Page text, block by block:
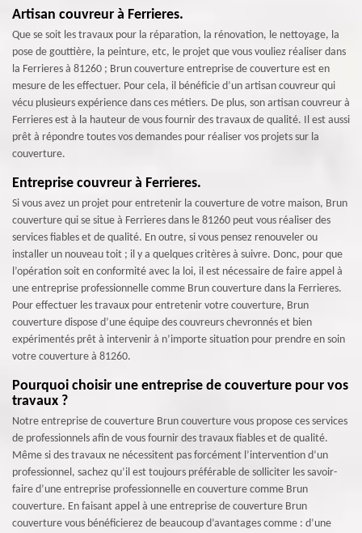
Artisan couvreur à Ferrieres.
Que se soit les travaux pour la réparation, la rénovation, le nettoyage, la
pose de gouttière, la peinture, etc, le projet que vous vouliez réaliser dans
la Ferrieres à 81260 ; Brun couverture entreprise de couverture est en
mesure de les effectuer. Pour cela, il bénéficie d’un artisan couvreur qui
vécu plusieurs expérience dans ces métiers. De plus, son artisan couvreur à
Ferrieres est à la hauteur de vous fournir des travaux de qualité. Il est aussi
prêt à répondre toutes vos demandes pour réaliser vos projets sur la
couverture.
Entreprise couvreur à Ferrieres.
Si vous avez un projet pour entretenir la couverture de votre maison, Brun
couverture qui se situe à Ferrieres dans le 81260 peut vous réaliser des
services fiables et de qualité. En outre, si vous pensez renouveler ou
installer un nouveau toit ; il y a quelques critères à suivre. Donc, pour que
l’opération soit en conformité avec la loi, il est nécessaire de faire appel à
une entreprise professionnelle comme Brun couverture dans la Ferrieres.
Pour effectuer les travaux pour entretenir votre couverture, Brun
couverture dispose d’une équipe des couvreurs chevronnés et bien
expérimentés prêt à intervenir à n’importe situation pour prendre en soin
votre couverture à 81260.
Pourquoi choisir une entreprise de couverture pour vos
travaux ?
Notre entreprise de couverture Brun couverture vous propose ces services
de professionnels afin de vous fournir des travaux fiables et de qualité.
Même si des travaux ne nécessitent pas forcément l’intervention d’un
professionnel, sachez qu’il est toujours préférable de solliciter les savoir-
faire d’une entreprise professionnelle en couverture comme Brun
couverture. En faisant appel à une entreprise de couverture Brun
couverture vous bénéficierez de beaucoup d’avantages comme : d’une